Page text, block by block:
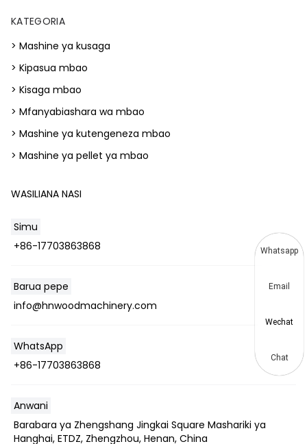
KATEGORIA
> Mashine ya kusaga
> Kipasua mbao
> Kisaga mbao
> Mfanyabiashara wa mbao
> Mashine ya kutengeneza mbao
> Mashine ya pellet ya mbao
WASILIANA NASI
Simu
+86-17703863868
Barua pepe
info@hnwoodmachinery.com
WhatsApp
+86-17703863868
Anwani
Barabara ya Zhengshang Jingkai Square Mashariki ya
Hanghai, ETDZ, Zhengzhou, Henan, China
Whatsapp
Email
Wechat
Chat